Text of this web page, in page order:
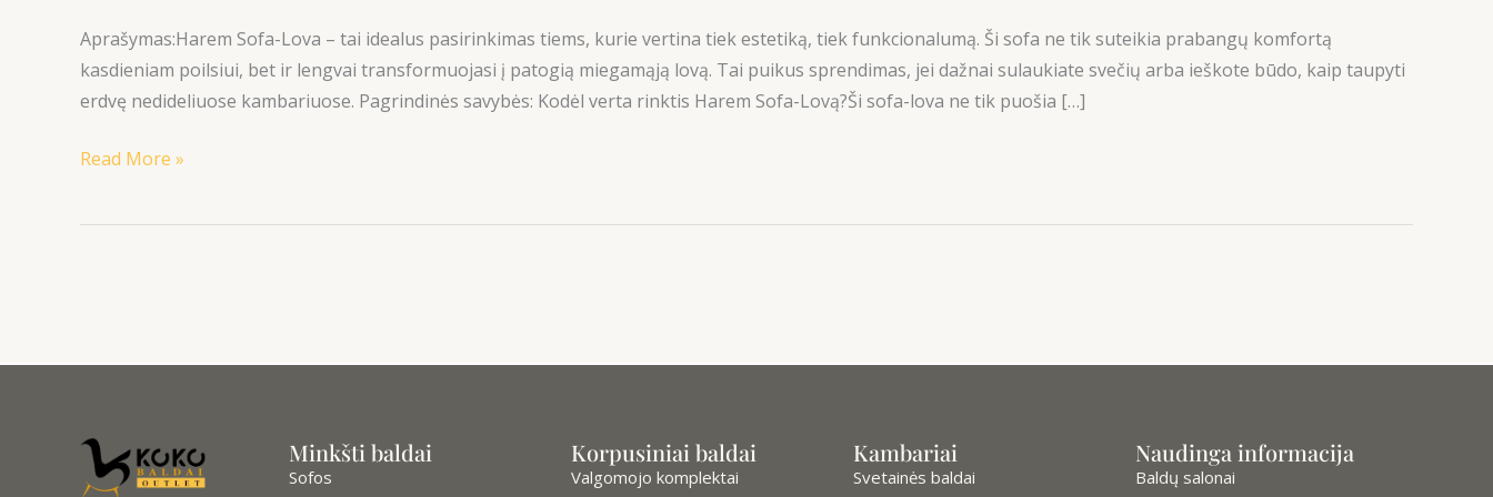
Aprašymas:Harem Sofa-Lova – tai idealus pasirinkimas tiems, kurie vertina tiek estetiką, tiek funkcionalumą. Ši sofa ne tik suteikia prabangų komfortą
kasdieniam poilsiui, bet ir lengvai transformuojasi į patogią miegamąją lovą. Tai puikus sprendimas, jei dažnai sulaukiate svečių arba ieškote būdo, kaip taupyti
erdvę nedideliuose kambariuose. Pagrindinės savybės: Kodėl verta rinktis Harem Sofa-Lovą?Ši sofa-lova ne tik puošia […]
Read More »
Minkšti baldai
Sofos
Korpusiniai baldai
Valgomojo komplektai
Kambariai
Svetainės baldai
Naudinga informacija
Baldų salonai